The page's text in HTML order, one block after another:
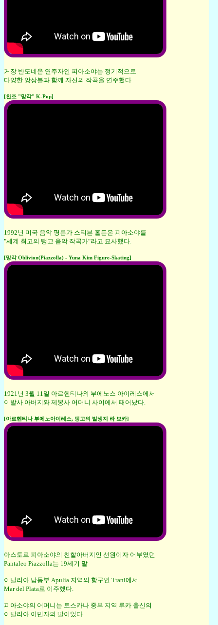
거장 반도네온 연주자인 피아소야는 정기적으로
다양한 앙상블과 함께 자신의 작곡을 연주했다.
[찬조 "망각" K-Pop]
1992년 미국 음악 평론가 스티븐 홀든은 피아소야를
"세계 최고의 탱고 음악 작곡가"라고 묘사했다.
[망각 Oblivion(Piazzolla) - Yuna Kim Figure-Skating]
1921년 3월 11일 아르헨티나의 부에노스 아이레스에서
이발사 아버지와 제봉사 어머니 사이에서 태어났다.
[아르헨티나 부에노아이레스, 탱고의 발생지 라 보카]
아스토르 피아소야의 친할아버지인 선원이자 어부였던
Pantaleo Piazzolla는 19세기 말
이탈리아 남동부 Apulia 지역의 항구인 Trani에서
Mar del Plata로 이주했다.
피아소야의 어머니는 토스카나 중부 지역 루카 출신의
이탈리아 이민자의 딸이었다.